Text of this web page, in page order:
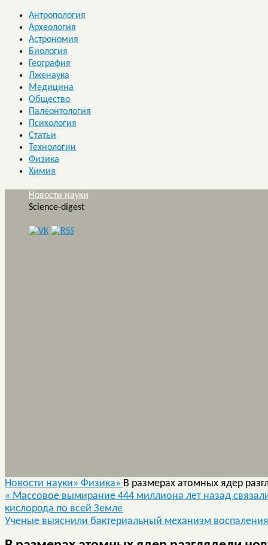
Антропология
Археология
Астрономия
Биология
География
Лженаука
Медицина
Общество
Палеонтология
Психология
Статьи
Технологии
Физика
Химия
Новости науки
Science-digest
Новости науки» Физика» В размерах атомных ядер
« Массовое вымирание 444 миллиона лет назад
кислорода по всей Земле
Ученые выяснили бактериальный механизм